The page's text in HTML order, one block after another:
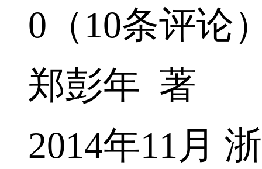
0（10条评论
郑彭年 著
2014年11月